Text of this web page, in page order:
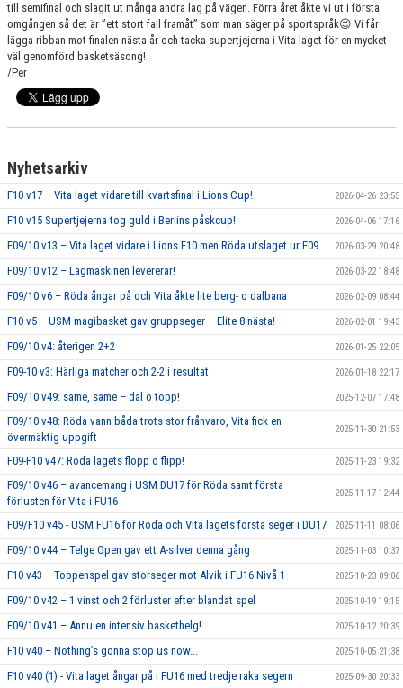
till semifinal och slagit ut många andra lag på vägen. Förra året åkte vi ut i första
omgången så det är ”ett stort fall framåt” som man säger på sportspråk😉 Vi får
lägga ribban mot finalen nästa år och tacka supertjejerna i Vita laget för en mycket
väl genomförd basketsäsong!
/Per
Nyhetsarkiv
F10 v17 – Vita laget vidare till kvartsfinal i Lions Cup! 2026-04-26 23:55
F10 v15 Supertjejerna tog guld i Berlins påskcup! 2026-04-06 17:16
F09/10 v13 – Vita laget vidare i Lions F10 men Röda utslaget ur F09 2026-03-29 20:48
F09/10 v12 – Lagmaskinen levererar! 2026-03-22 18:48
F09/10 v6 – Röda ångar på och Vita åkte lite berg- o dalbana 2026-02-09 08:44
F10 v5 – USM magibasket gav gruppseger – Elite 8 nästa! 2026-02-01 19:43
F09/10 v4: återigen 2+2 2026-01-25 22:05
F09-10 v3: Härliga matcher och 2-2 i resultat 2026-01-18 22:17
F09/10 v49: same, same – dal o topp! 2025-12-07 17:48
F09/10 v48: Röda vann båda trots stor frånvaro, Vita fick en
övermäktig uppgift
2025-11-30 21:53
F09-F10 v47: Röda lagets flopp o flipp! 2025-11-23 19:32
F09/10 v46 – avancemang i USM DU17 för Röda samt första
förlusten för Vita i FU16
2025-11-17 12:44
F09/F10 v45 - USM FU16 för Röda och Vita lagets första seger i DU17 2025-11-11 08:06
F09/10 v44 – Telge Open gav ett A-silver denna gång 2025-11-03 10:37
F10 v43 – Toppenspel gav storseger mot Alvik i FU16 Nivå 1 2025-10-23 09:06
F09/10 v42 – 1 vinst och 2 förluster efter blandat spel 2025-10-19 19:15
F09/10 v41 – Ännu en intensiv baskethelg! 2025-10-12 20:39
F10 v40 – Nothing’s gonna stop us now... 2025-10-05 21:38
F10 v40 (1) - Vita laget ångar på i FU16 med tredje raka segern 2025-09-30 20:33